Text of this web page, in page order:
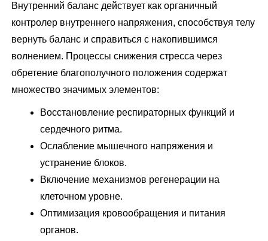
Внутренний баланс действует как органичный
контролер внутреннего напряжения, способствуя телу
вернуть баланс и справиться с накопившимся
волнением. Процессы снижения стресса через
обретение благополучного положения содержат
множество значимых элементов:
Восстановление респираторных функций и
сердечного ритма.
Ослабление мышечного напряжения и
устранение блоков.
Включение механизмов регенерации на
клеточном уровне.
Оптимизация кровообращения и питания
органов.